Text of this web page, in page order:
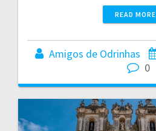
READ MORE
Amigos de Odrinhas
0